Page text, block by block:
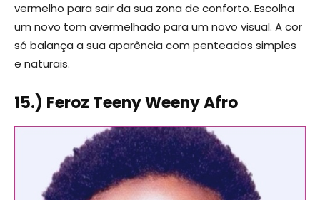
vermelho para sair da sua zona de conforto. Escolha
um novo tom avermelhado para um novo visual. A cor
só balança a sua aparência com penteados simples
e naturais.
15.) Feroz Teeny Weeny Afro